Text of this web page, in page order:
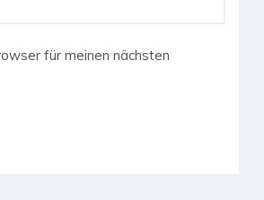
für meinen nächsten